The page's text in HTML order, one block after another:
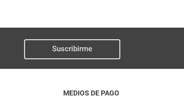
Suscribirme
MEDIOS DE PAGO